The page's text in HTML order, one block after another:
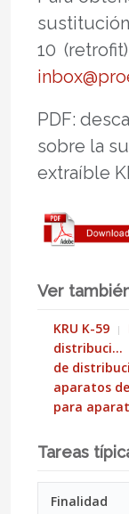
10
PDF:
sobre la
extraíble
Ver
KRU K-59
distribuci…
de
aparatos
para
Tareas
Finalidad